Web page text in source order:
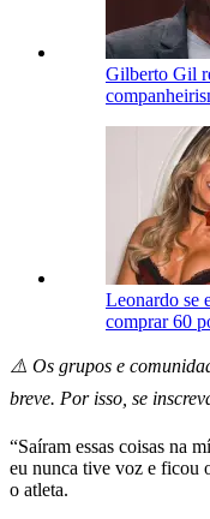
Gilberto Gil
Leonardo se
comprar 60
⚠️ Os grupos e
breve. Por isso, se
“Saíram essas coisas na
eu nunca tive voz e ficou
o atleta.